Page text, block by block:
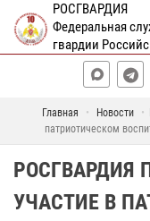
РОСГВАРДИЯ
Федеральная
гвардии
Главная Новости
патриотическом
РОСГВАРДИЯ
УЧАСТИЕ В